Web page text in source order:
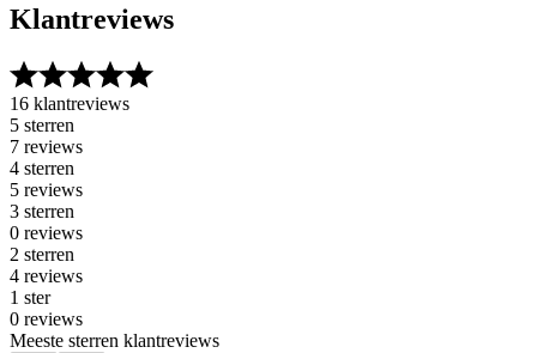
Klantreviews
16 klantreviews
5 sterren
7 reviews
4 sterren
5 reviews
3 sterren
0 reviews
2 sterren
4 reviews
1 ster
0 reviews
Meeste sterren klantreviews